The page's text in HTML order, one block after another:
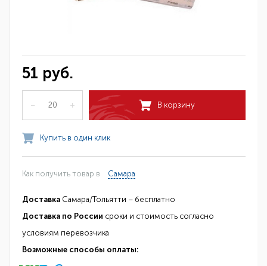
51 руб.
– + В корзину
Купить в один клик
Как получить товар в Самара
Доставка Самара/Тольятти – бесплатно
Доставка по России сроки и стоимость согласно
условиям перевозчика
Возможные способы оплаты: